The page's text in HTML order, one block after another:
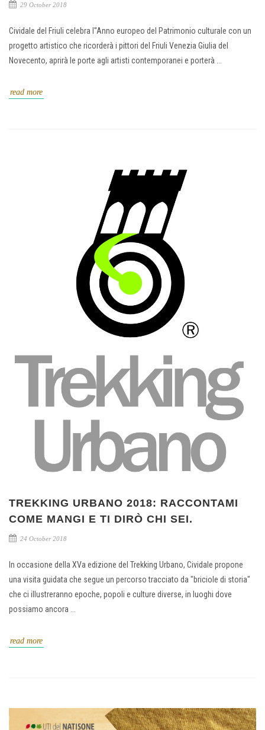
29 October 2018
Cividale del Friuli celebra l''Anno europeo del Patrimonio culturale con un
progetto artistico che ricorderà i pittori del Friuli Venezia Giulia del
Novecento, aprirà le porte agli artisti contemporanei e porterà ...
read more
TREKKING URBANO 2018: RACCONTAMI
COME MANGI E TI DIRÒ CHI SEI.
24 October 2018
In occasione della XVa edizione del Trekking Urbano, Cividale propone
una visita guidata che segue un percorso tracciato da "briciole di storia"
che ci illustreranno epoche, popoli e culture diverse, in luoghi dove
possiamo ancora ...
read more